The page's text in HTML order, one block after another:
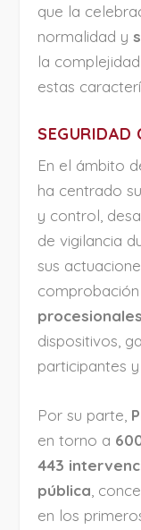
que la
normalidad y
la
estas
SEGURIDAD
En el ámbito
ha centrado
y control,
de vigilancia
sus
procesionales
dispositivos,
participantes
Por su parte,
en torno a
443
pública ,
en los